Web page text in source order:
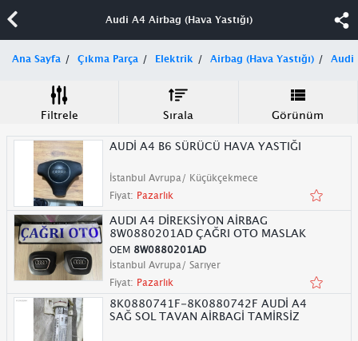
Audi A4 Airbag (Hava Yastığı)
Ana Sayfa Çıkma Parça Elektrik Airbag (Hava Yastığı) Audi
Filtrele Sırala Görünüm
AUDİ A4 B6 SÜRÜCÜ HAVA YASTIĞI
İstanbul Avrupa/ Küçükçekmece
Fiyat: Pazarlık
AUDI A4 DİREKSİYON AİRBAG
8W0880201AD ÇAĞRI OTO MASLAK
OEM 8W0880201AD
İstanbul Avrupa/ Sarıyer
Fiyat: Pazarlık
8K0880741F-8K0880742F AUDİ A4
SAĞ SOL TAVAN AİRBAGİ TAMİRSİZ